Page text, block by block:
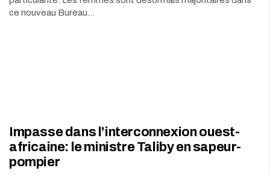
ce nouveau Bureau…
Impasse dans l’interconnexion ouest-
africaine: le ministre Taliby en sapeur-
pompier